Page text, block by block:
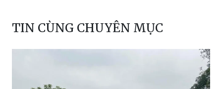
TIN CÙNG CHUYÊN MỤC